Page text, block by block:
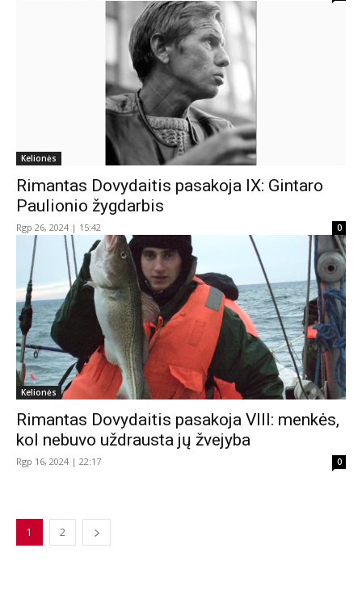
Kelionės
Rimantas Dovydaitis pasakoja IX: Gintaro
Paulionio žygdarbis
Rgp 26, 2024 | 15:42 0
Kelionės
Rimantas Dovydaitis pasakoja VIII: menkės,
kol nebuvo uždrausta jų žvejyba
Rgp 16, 2024 | 22:17 0
1 2